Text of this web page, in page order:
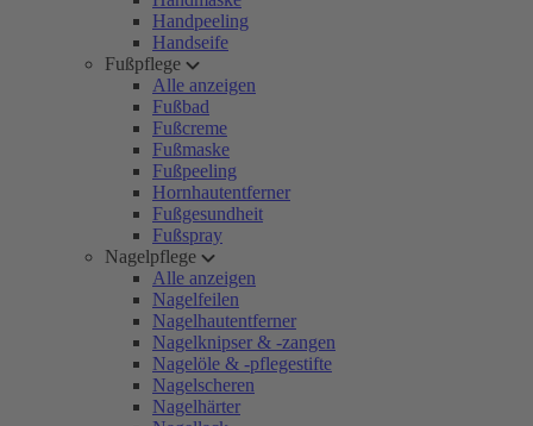
Handpeeling
Handseife
Fußpflege
Alle anzeigen
Fußbad
Fußcreme
Fußmaske
Fußpeeling
Hornhautentferner
Fußgesundheit
Fußspray
Nagelpflege
Alle anzeigen
Nagelfeilen
Nagelhautentferner
Nagelknipser & -zangen
Nagelöle & -pflegestifte
Nagelscheren
Nagelhärter